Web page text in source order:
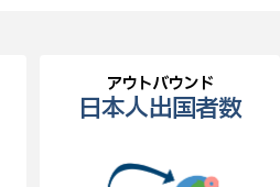
アウトバウンド
日本人出国者数